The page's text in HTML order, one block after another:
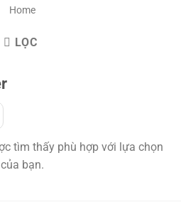
Home
LỌC
tìm thấy phù hợp với lựa chọn
của bạn.